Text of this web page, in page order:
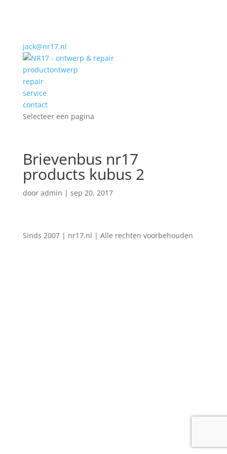
jack@nr17.nl
productontwerp
repair
service
contact
Selecteer een pagina
Brievenbus nr17
products kubus 2
door admin | sep 20, 2017
Sinds 2007 | nr17.nl | Alle rechten voorbehouden